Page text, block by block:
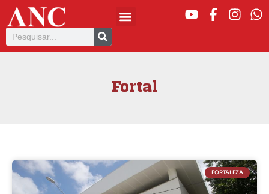
Fortal
FORTALEZA